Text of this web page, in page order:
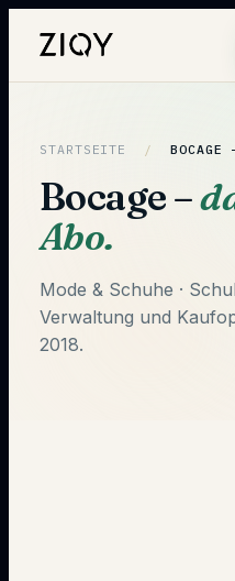
STARTSEITE / BOCAGE
Bocage –
Abo.
Mode & Schuhe ·
Verwaltung und
2018.